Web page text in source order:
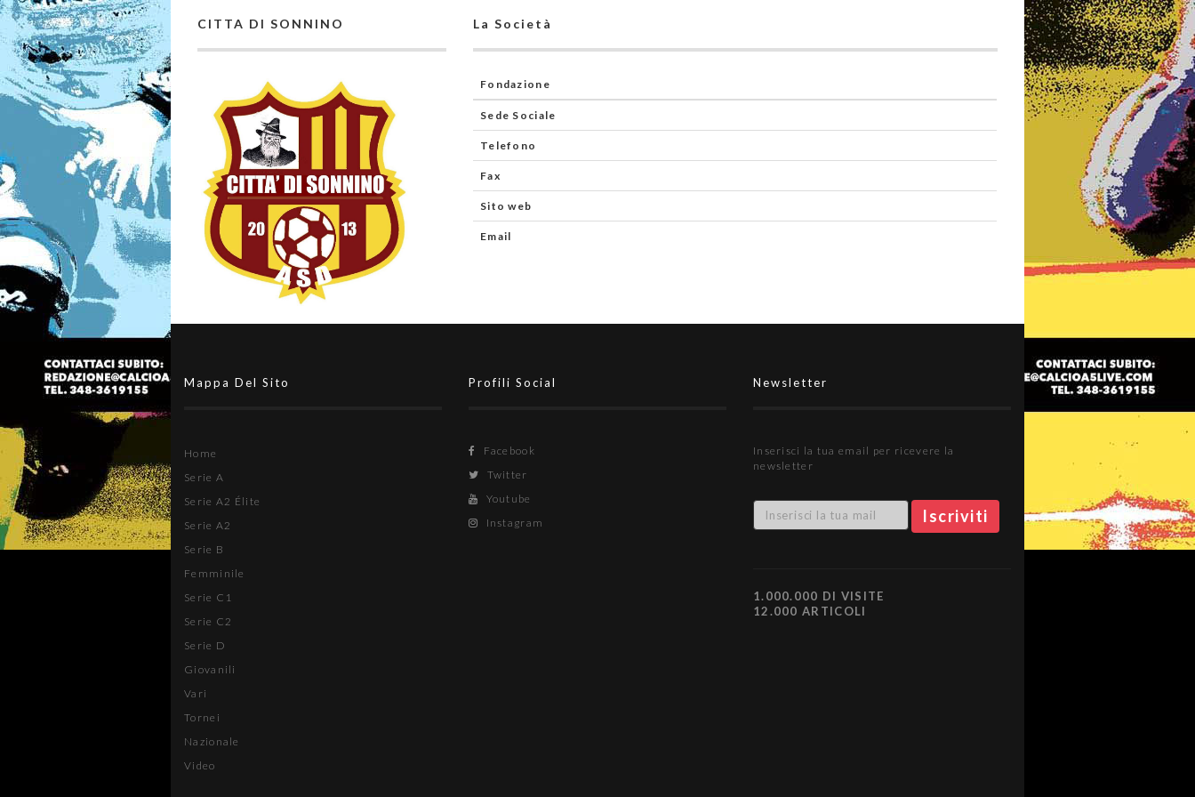
CITTA DI SONNINO La Società
Fondazione
Sede Sociale
Telefono
Fax
Sito web
Email
Mappa Del Sito
Home
Serie A
Serie A2 Élite
Serie A2
Serie B
Femminile
Serie C1
Serie C2
Serie D
Giovanili
Vari
Tornei
Nazionale
Video
Profili Social
Facebook
Twitter
Youtube
Instagram
Newsletter
Inserisci la tua email per ricevere la
newsletter
1.000.000 DI VISITE
12.000 ARTICOLI